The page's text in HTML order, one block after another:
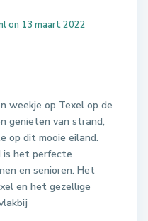
on 13 maart 2022
weekje op Texel op de
genieten van strand,
op dit mooie eiland.
is het perfecte
en senioren. Het
en het gezellige